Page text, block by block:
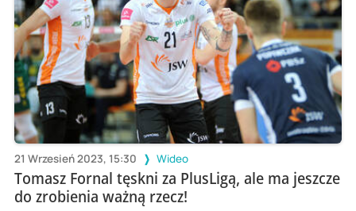
21 Wrzesień 2023, 15:30 Wideo
Tomasz Fornal tęskni za PlusLigą, ale ma jeszcze
do zrobienia ważną rzecz!